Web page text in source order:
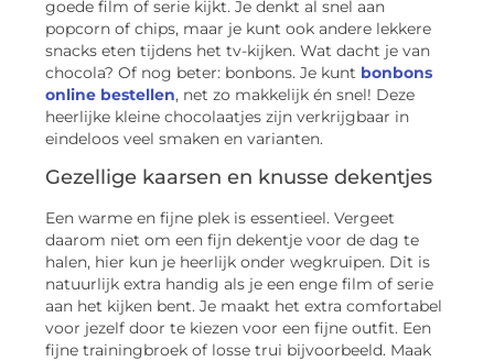
goede film of serie kijkt. Je denkt al snel aan
popcorn of chips, maar je kunt ook andere lekkere
snacks eten tijdens het tv-kijken. Wat dacht je van
chocola? Of nog beter: bonbons. Je kunt bonbons
online bestellen, net zo makkelijk én snel! Deze
heerlijke kleine chocolaatjes zijn verkrijgbaar in
eindeloos veel smaken en varianten.
Gezellige kaarsen en knusse dekentjes
Een warme en fijne plek is essentieel. Vergeet
daarom niet om een fijn dekentje voor de dag te
halen, hier kun je heerlijk onder wegkruipen. Dit is
natuurlijk extra handig als je een enge film of serie
aan het kijken bent. Je maakt het extra comfortabel
voor jezelf door te kiezen voor een fijne outfit. Een
fijne trainingbroek of losse trui bijvoorbeeld. Maak